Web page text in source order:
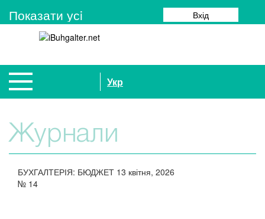
Показати усi Вхід
Укр
Журнали
БУХГАЛТЕРІЯ: БЮДЖЕТ 13 квітня, 2026
№ 14